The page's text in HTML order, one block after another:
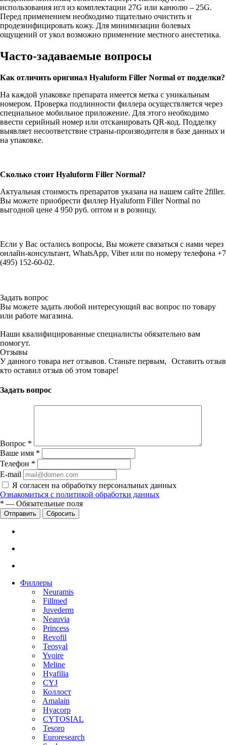
использования игл из комплектации 27G или канюлю – 25G.
Перед применением необходимо тщательно очистить и
продезинфицировать кожу. Для минимизации болевых
ощущений от укол возможно применение местного анестетика.
Часто-задаваемые вопросы
Как отличить оригинал Hyaluform Filler Normal от подделки?
На каждой упаковке препарата имеется метка с уникальным
номером. Проверка подлинности филлера осуществляется через
специальное мобильное приложение. Для этого необходимо
ввести серийный номер или отсканировать QR-код. Подделку
выявляет несоответствие страны-производителя в базе данных и
на упаковке.
Сколько стоит Hyaluform Filler Normal?
Актуальная стоимость препаратов указана на нашем сайте 2filler.
Вы можете приобрести филлер Hyaluform Filler Normal по
выгодной цене 4 950 руб. оптом и в розницу.
Если у Вас остались вопросы, Вы можете связаться с нами через
онлайн-консультант, WhatsApp, Viber или по номеру телефона +7
(495) 152-60-02.
Задать вопрос
Вы можете задать любой интересующий вас вопрос по товару
или работе магазина.
Наши квалифицированные специалисты обязательно вам
помогут.
Отзывы
Оставить отзыв
У данного товара нет отзывов. Станьте первым,
кто оставил отзыв об этом товаре!
Задать вопрос
Вопрос *
Ваше имя *
Телефон *
E-mail
Я согласен на обработку персональных данных
Ознакомиться с политикой обработки данных
* — Обязательные поля
Сбросить
Филлеры
Neuramis
Fillmed
Juvederm
Neauvia
Princess
Revofil
Teosyal
Yvoire
Meline
Hyafilia
CYJ
Коллост
Amalain
Hyacorp
CYTOSIAL
Tesoro
Euroresearch